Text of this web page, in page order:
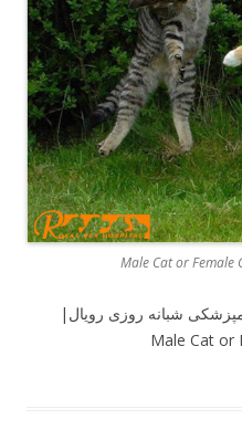
شبانه روزی رویال|
Male Cat or